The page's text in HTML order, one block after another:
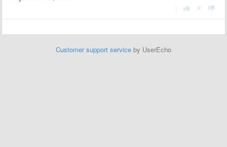
Customer support service by UserEcho